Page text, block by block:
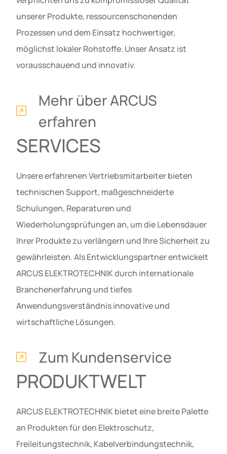
unserer Produkte, ressourcenschonenden
Prozessen und dem Einsatz hochwertiger,
möglichst lokaler Rohstoffe. Unser Ansatz ist
vorausschauend und innovativ.
Mehr über ARCUS
erfahren
SERVICES
Unsere erfahrenen Vertriebsmitarbeiter bieten
technischen Support, maßgeschneiderte
Schulungen, Reparaturen und
Wiederholungsprüfungen an, um die Lebensdauer
Ihrer Produkte zu verlängern und Ihre Sicherheit zu
gewährleisten. Als Entwicklungspartner entwickelt
ARCUS ELEKTROTECHNIK durch internationale
Branchenerfahrung und tiefes
Anwendungsverständnis innovative und
wirtschaftliche Lösungen.
Zum Kundenservice
PRODUKTWELT
ARCUS ELEKTROTECHNIK bietet eine breite Palette
an Produkten für den Elektroschutz,
Freileitungstechnik, Kabelverbindungstechnik,